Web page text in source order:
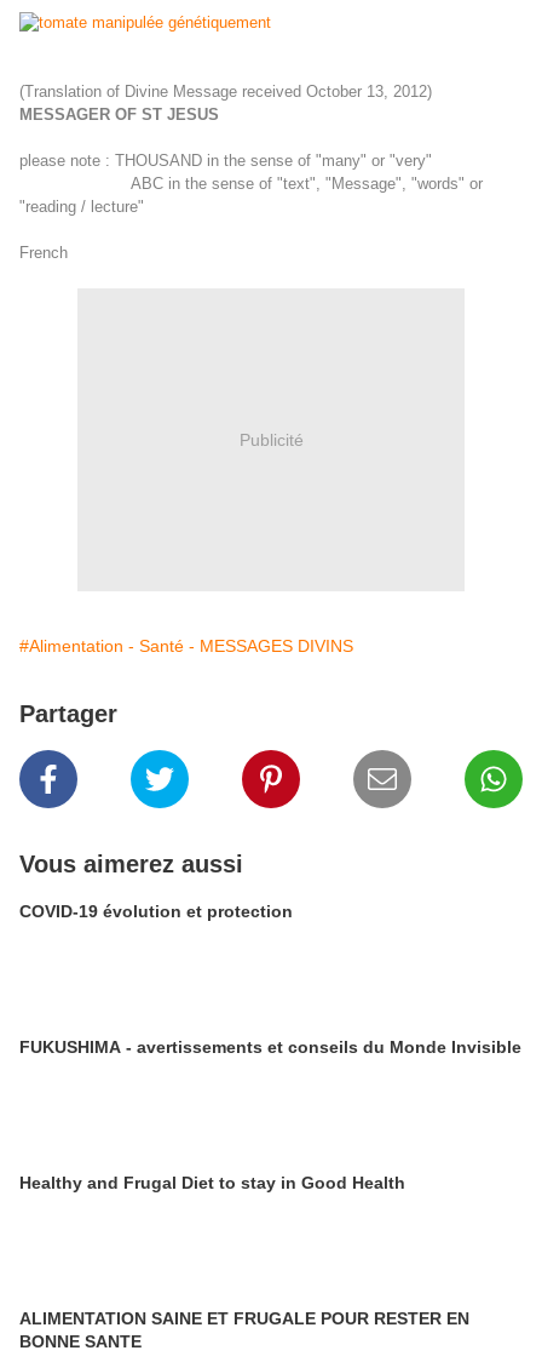
(Translation of Divine Message received October 13, 2012)
MESSAGER OF ST JESUS
please note : THOUSAND in the sense of "many" or "very"
ABC in the sense of "text", "Message", "words" or
"reading / lecture"
French
Publicité
#Alimentation - Santé - MESSAGES DIVINS
Partager
Vous aimerez aussi
COVID-19 évolution et protection
FUKUSHIMA - avertissements et conseils du Monde Invisible
Healthy and Frugal Diet to stay in Good Health
ALIMENTATION SAINE ET FRUGALE POUR RESTER EN
BONNE SANTE